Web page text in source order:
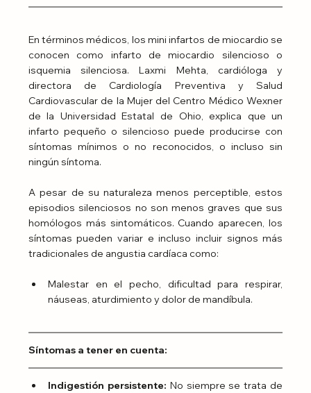
En términos médicos, los mini infartos de miocardio se
conocen como infarto de miocardio silencioso o
isquemia silenciosa. Laxmi Mehta, cardióloga y
directora de Cardiología Preventiva y Salud
Cardiovascular de la Mujer del Centro Médico Wexner
de la Universidad Estatal de Ohio, explica que un
infarto pequeño o silencioso puede producirse con
síntomas mínimos o no reconocidos, o incluso sin
ningún síntoma.
A pesar de su naturaleza menos perceptible, estos
episodios silenciosos no son menos graves que sus
homólogos más sintomáticos. Cuando aparecen, los
síntomas pueden variar e incluso incluir signos más
tradicionales de angustia cardíaca como:
Malestar en el pecho, dificultad para respirar,
náuseas, aturdimiento y dolor de mandíbula.
Síntomas a tener en cuenta:
Indigestión persistente: No siempre se trata de